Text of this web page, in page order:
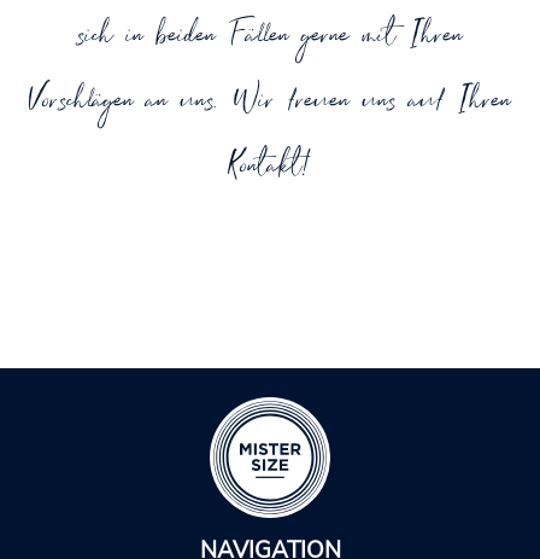
sich in beiden Fällen gerne mit Ihren
Vorschlägen an uns. Wir freuen uns auf Ihren
Kontakt!
NAVIGATION